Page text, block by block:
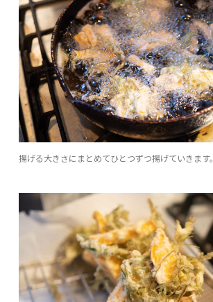
揚げる大きさにまとめてひとつずつ揚げていきます。